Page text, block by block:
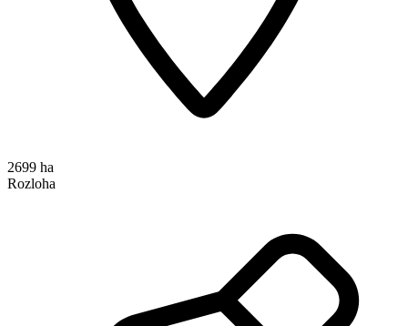
2699 ha
Rozloha